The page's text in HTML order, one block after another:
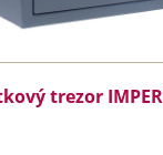
trezor